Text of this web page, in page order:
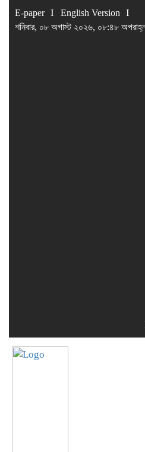
E-paper
English Version
শনিবার, ০৮ অগাস্ট ২০২৬, ০৮:৪৮